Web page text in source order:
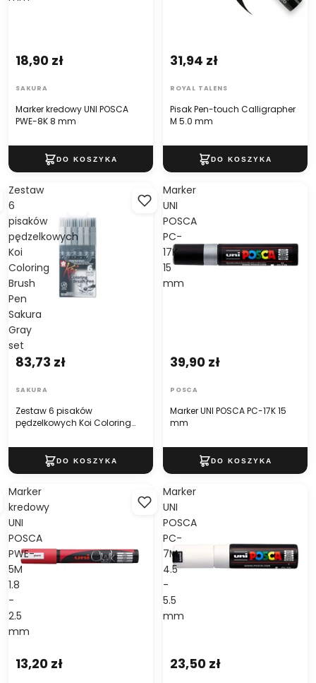
Marker kredowy UNI POSCA
PWE-8K 8 mm
18,90 zł
SAKURA
Pisak Pen-touch Calligrapher
M 5.0 mm
31,94 zł
ROYAL TALENS
Zestaw
6
pisaków
pędzelkowych
Koi
Coloring
Brush
Pen
Sakura
Gray
set
Zestaw 6 pisaków
pędzelkowych Koi Coloring
83,73 zł
SAKURA
Marker
UNI
POSCA
PC-
17K
15
mm
Marker UNI POSCA PC-17K 15
mm
39,90 zł
POSCA
Marker
kredowy
UNI
POSCA
PWE-
5M
1.8
-
2.5
mm
13,20 zł
Marker
UNI
POSCA
PC-
7M
4.5
-
5.5
mm
23,50 zł